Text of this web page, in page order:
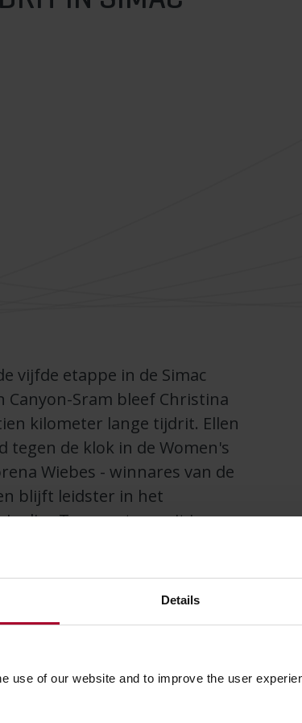
Details
use of our website and to improve the user
vijfde etappe in de Simac
Canyon-Sram bleef Christina
kilometer lange tijdrit. Ellen
tegen de klok in de Women's
Wiebes - winnares van de
blijft leidster in het
Ladies Tour met een rit in
in met 48 tellen voorsprong
Jastrab en Backstedt. De
Ladies Tour. "Natuurlijk weet ik dat
zware dagen achter de rug en
of je het vermogen kunt leveren. Ook
lengte, ik wist dat ik het aan